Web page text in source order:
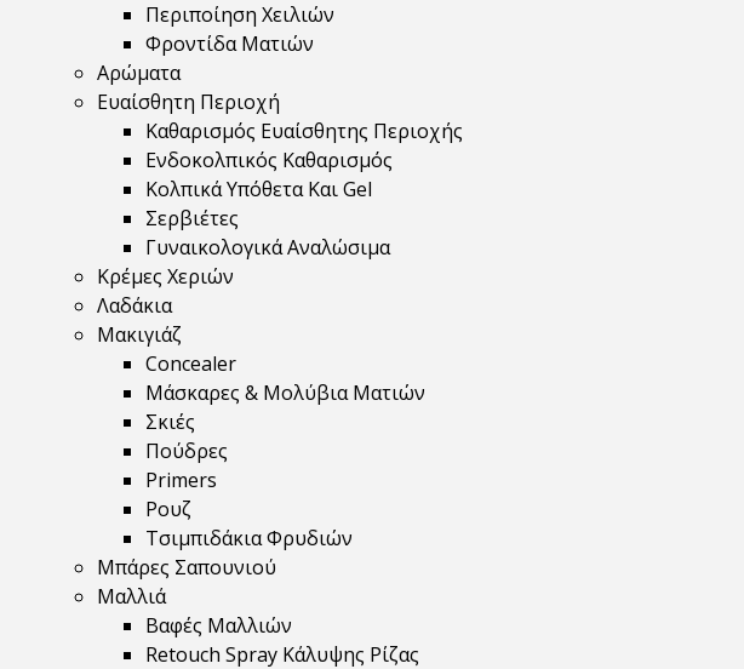
Περιποίηση Χειλιών
Φροντίδα Ματιών
Αρώματα
Ευαίσθητη Περιοχή
Καθαρισμός Ευαίσθητης Περιοχής
Ενδοκολπικός Καθαρισμός
Κολπικά Υπόθετα Και Gel
Σερβιέτες
Γυναικολογικά Αναλώσιμα
Κρέμες Χεριών
Λαδάκια
Μακιγιάζ
Concealer
Μάσκαρες & Μολύβια Ματιών
Σκιές
Πούδρες
Primers
Ρουζ
Τσιμπιδάκια Φρυδιών
Μπάρες Σαπουνιού
Μαλλιά
Βαφές Μαλλιών
Retouch Spray Κάλυψης Ρίζας